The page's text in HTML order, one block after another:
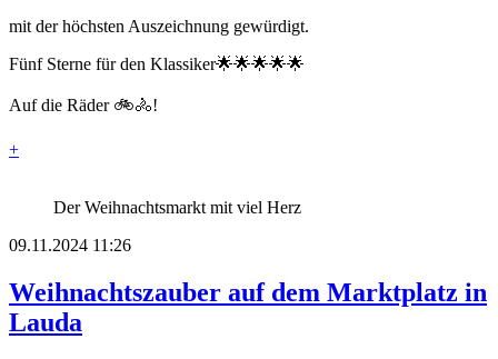
mit der höchsten Auszeichnung gewürdigt.
Fünf Sterne für den Klassiker🌟🌟🌟🌟🌟
Auf die Räder 🚲🚴!
+
Der Weihnachtsmarkt mit viel Herz
09.11.2024 11:26
Weihnachtszauber auf dem Marktplatz in
Lauda